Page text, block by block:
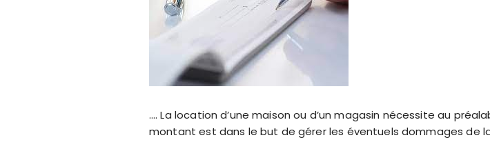
…. La location d’une maison ou d’un magasin nécessite au
montant est dans le but de gérer les éventuels dommages de